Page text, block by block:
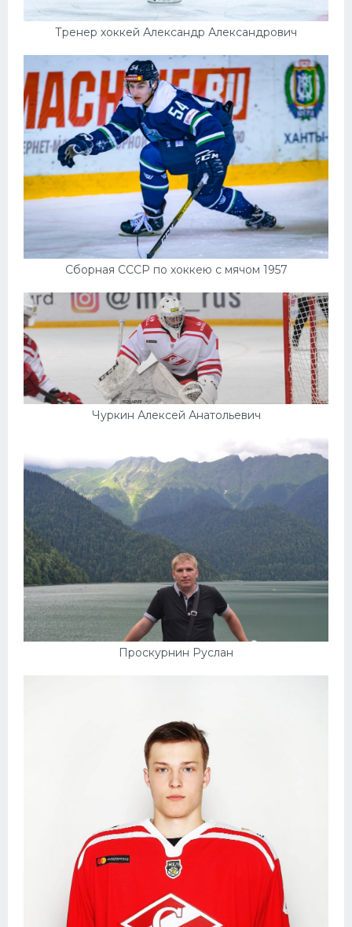
Тренер хоккей Александр Александрович
Сборная СССР по хоккею с мячом 1957
Чуркин Алексей Анатольевич
Проскурнин Руслан